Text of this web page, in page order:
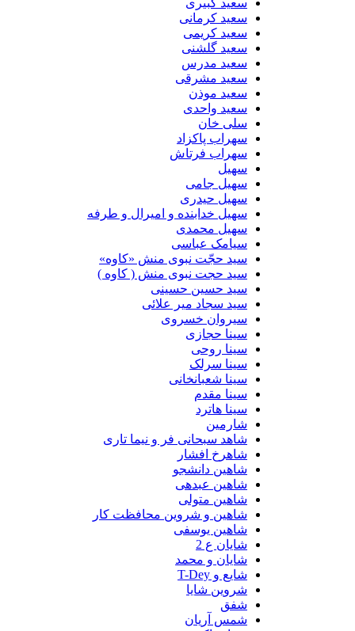
سعید کرمانی
سعید کریمی
سعید گلشنی
سعید مدرس
سعید مشرقی
سعید موذن
سعید واحدی
سلی خان
سهراب پاکزاد
سهراب فرتاش
سهیل
سهیل جامی
سهیل حیدری
سهیل خدابنده و امیرال و طرفه
سهیل محمدی
سیامک عباسی
سید حجّت نبوی منش «کاوه»
سید حجت نبوی منش ( کاوه )
سید حسین حسینى
سید سجاد میر علائی
سیروان خسروی
سینا حجازی
سینا روحی
سینا سرلک
سینا شعبانخانی
سینا مقدم
سینا هاترد
شارمین
شاهد سبحانی فر و نیما تاری
شاهرخ افشار
شاهین دانشجو
شاهین عبدهی
شاهین متولی
شاهین و شروین محافظت کار
شاهین یوسفی
شایان ع 2
شایان و محمد
شایع و T-Dey
شروین شایا
شفق
شمس آریان